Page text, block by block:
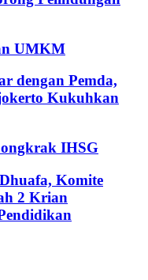
UMKM
dengan Pemda,
Kukuhkan
IHSG
Komite
2 Krian